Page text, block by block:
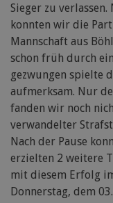
Sieger zu
konnten wir die
Mannschaft aus
schon früh durch
gezwungen spielte
aufmerksam. Nur
fanden wir noch
verwandelter
Nach der Pause
erzielten 2 weitere
mit diesem Erfolg
Donnerstag, dem